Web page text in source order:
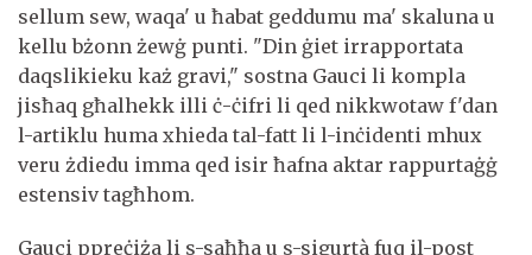
sellum sew, waqa' u ħabat geddumu ma' skaluna u
kellu bżonn żewġ punti. "Din ġiet irrapportata
daqslikieku każ gravi," sostna Gauci li kompla
jisħaq għalhekk illi ċ-ċifri li qed nikkwotaw f'dan
l-artiklu huma xhieda tal-fatt li l-inċidenti mhux
veru żdiedu imma qed isir ħafna aktar rappurtaġġ
estensiv tagħhom.
Gauci ppreċiża li s-saħħa u s-sigurtà fuq il-post